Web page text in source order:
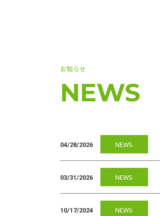
お知らせ
NEWS
04/28/2026 NEWS
03/31/2026 NEWS
10/17/2024 NEWS